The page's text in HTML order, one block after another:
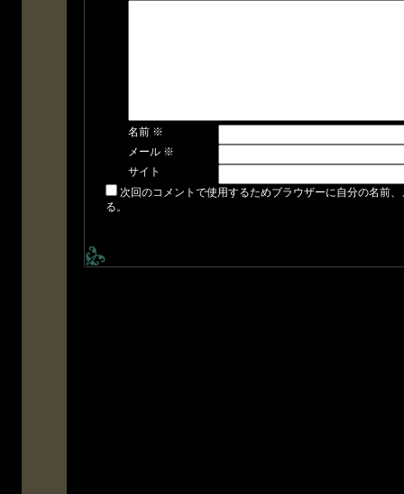
名前 ※
メール ※
サイト
次回のコメントで使用するためブラウザーに自分の名前
る。